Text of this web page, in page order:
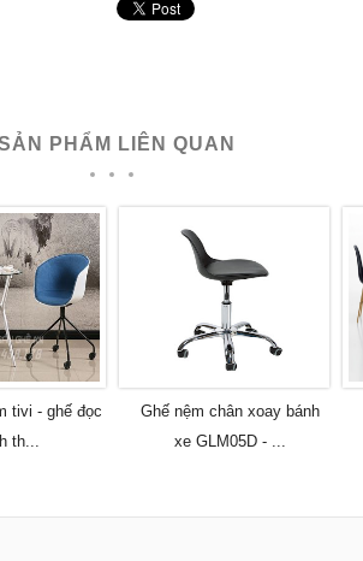
PHẨM LIÊN QUAN
tivi - ghế đọc
th...
Ghế nệm chân xoay bánh
xe GLM05D - ...